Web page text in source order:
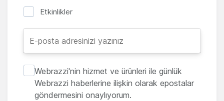
Etkinlikler
Webrazzi'nin hizmet ve ürünleri ile günlük
Webrazzi haberlerine ilişkin olarak epostalar
göndermesini onaylıyorum.